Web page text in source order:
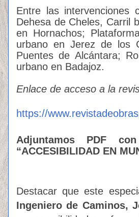
Entre las intervenciones
Dehesa de Cheles, Carril
en Hornachos;
urbano en Jerez de los
Puentes de Alcántara;
urbano en Badajoz.
Enlace de acceso a la
https://
Adjuntamos PDF
“ACCESIBILIDAD EN
Destacar que este
Ingeniero de Caminos,